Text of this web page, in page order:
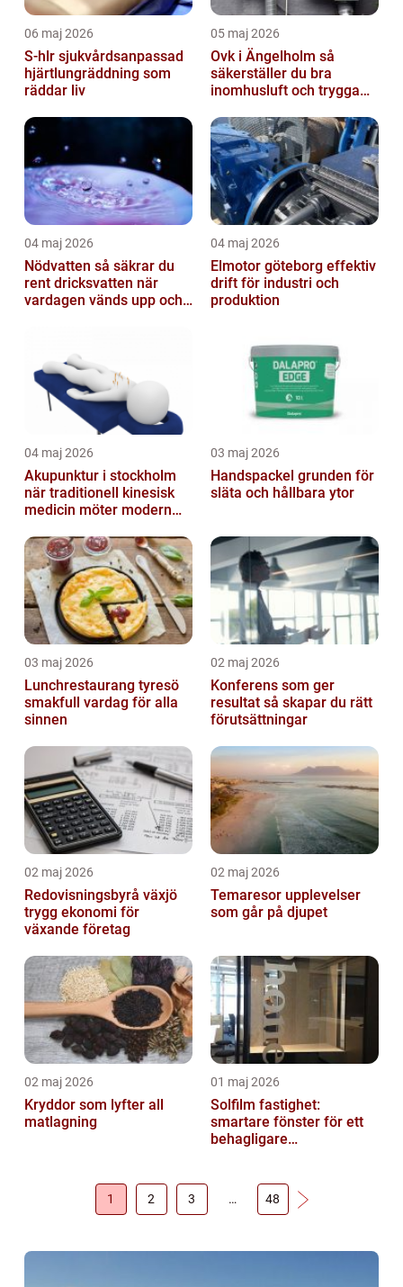
06 maj 2026
S-hlr sjukvårdsanpassad
hjärtlungräddning som
räddar liv
05 maj 2026
Ovk i Ängelholm så
säkerställer du bra
inomhusluft och trygga
04 maj 2026
Nödvatten så säkrar du
rent dricksvatten när
vardagen vänds upp och
04 maj 2026
Elmotor göteborg effektiv
drift för industri och
produktion
04 maj 2026
Akupunktur i stockholm
när traditionell kinesisk
medicin möter modern
03 maj 2026
Handspackel grunden för
släta och hållbara ytor
03 maj 2026
Lunchrestaurang tyresö
smakfull vardag för alla
sinnen
02 maj 2026
Konferens som ger
resultat så skapar du rätt
förutsättningar
02 maj 2026
Redovisningsbyrå växjö
trygg ekonomi för
växande företag
02 maj 2026
Temaresor upplevelser
som går på djupet
02 maj 2026
Kryddor som lyfter all
matlagning
01 maj 2026
Solfilm fastighet:
smartare fönster för ett
behagligare
1 2 3 … 48